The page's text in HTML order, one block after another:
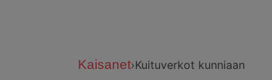
Kaisanet›Kuituverkot kunniaan